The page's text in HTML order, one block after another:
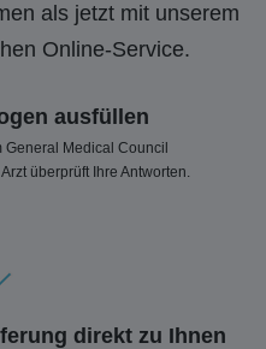
als jetzt mit unserem
Online-Service.
ausfüllen
General Medical Council
überprüft Ihre Antworten.
direkt zu Ihnen